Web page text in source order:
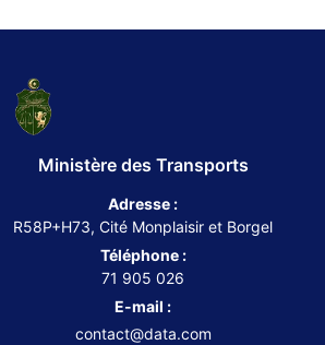
Ministère des Transports
Adresse :
R58P+H73, Cité Monplaisir et Borgel
Téléphone :
71 905 026
E-mail :
contact@data.com